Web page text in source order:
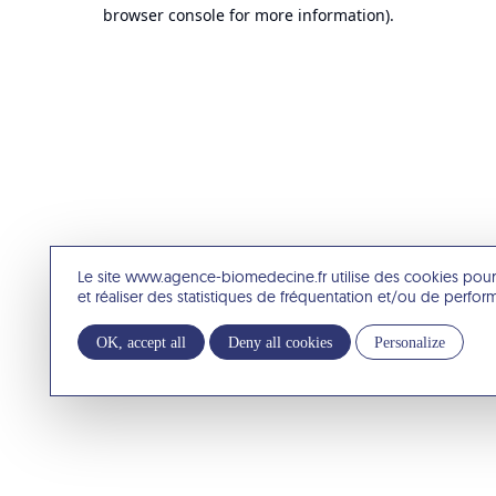
Le site www.agence-biomedecine.fr utilise des cookies
et réaliser des statistiques de fréquentation et/ou de
OK, accept all Deny all cookies Personalize
browser console for more information).